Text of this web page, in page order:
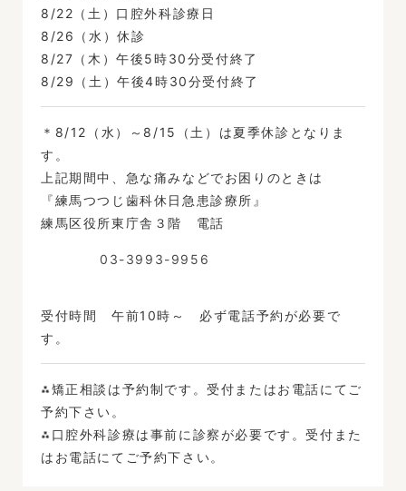
8/22（土）口腔外科診療日
8/26（水）休診
8/27（木）午後5時30分受付終了
8/29（土）午後4時30分受付終了
＊8/12（水）～8/15（土）は夏季休診となりま
す。
上記期間中、急な痛みなどでお困りのときは
『練馬つつじ歯科休日急患診療所』
練馬区役所東庁舎３階 電話
03-3993-9956
受付時間 午前10時～ 必ず電話予約が必要で
す。
⁂矯正相談は予約制です。受付またはお電話にてご
予約下さい。
⁂口腔外科診療は事前に診察が必要です。受付また
はお電話にてご予約下さい。